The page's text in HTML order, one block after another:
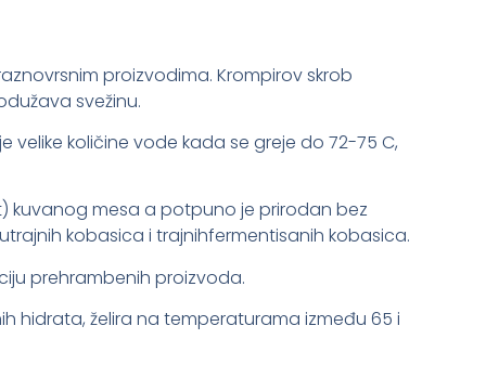
proizvodima. Krompirov skrob
svežinu.
količine vode kada se greje do 72-75 C,
kuvanog mesa a potpuno je prirodan bez
kobasica i trajnihfermentisanih kobasica.
prehrambenih proizvoda.
hidrata, želira na temperaturama između 65 i